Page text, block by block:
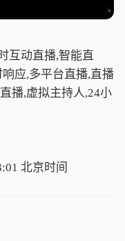
互动直播,智能直
应,多平台直播,直播
播,虚拟主持人,24小
北京时间
北京时间